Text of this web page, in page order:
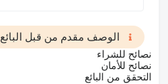
الوصف مقدم من قبل
نصائح للشراء
نصائح للأمان
التحقق من البائع